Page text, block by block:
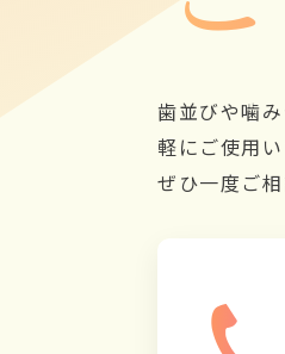
歯並びや噛
軽にご使用
ぜひ一度ご相